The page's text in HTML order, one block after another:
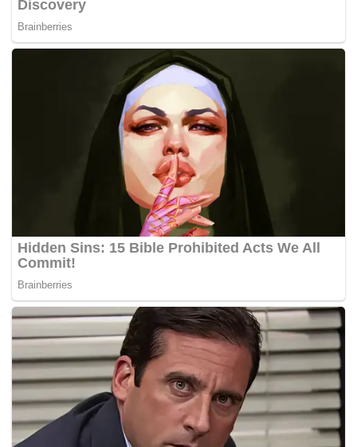
Tags:
bekas Setiausaha Politik Kanan kepada Perdana Menteri
Datuk Seri Shamsul Iskandar Mohd Akin
Talkin Undi Harapan